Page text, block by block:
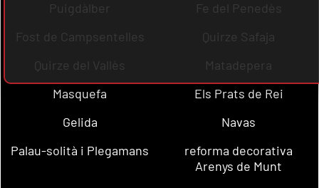
Puigdàlber
Fe del Penedès
Fost de Campsentelles
Quirze Safaja
Quirze del Vallès
Matadepera
Masquefa
Els Prats de Rei
Gelida
Navas
Palau-solità i Plegamans
reforma decorativa
Arenys de Munt